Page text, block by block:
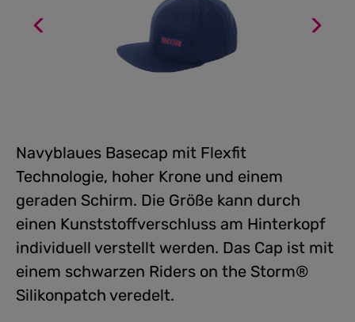
Navyblaues Basecap mit Flexfit
Technologie, hoher Krone und einem
geraden Schirm. Die Größe kann durch
einen Kunststoffverschluss am Hinterkopf
individuell verstellt werden. Das Cap ist mit
einem schwarzen Riders on the Storm®
Silikonpatch veredelt.